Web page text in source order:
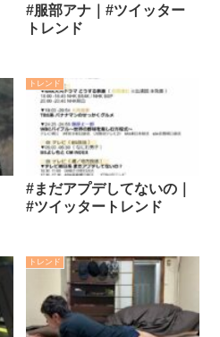
#服部アナ｜#ツイッター
トレンド
トレンド
#まだアプデしてないの｜
#ツイッタートレンド
トレンド